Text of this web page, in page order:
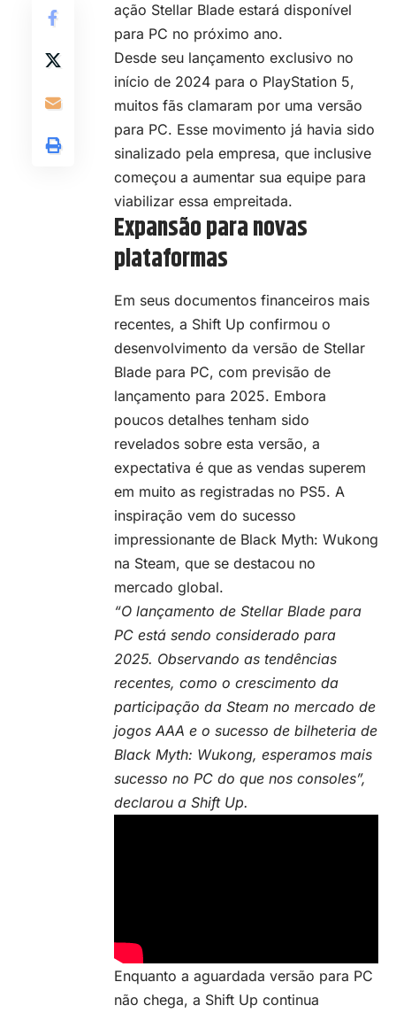
ação Stellar Blade estará disponível
para PC no próximo ano.
Desde seu lançamento exclusivo no
início de 2024 para o PlayStation 5,
muitos fãs clamaram por uma versão
para PC. Esse movimento já havia sido
sinalizado pela empresa, que inclusive
começou a aumentar sua equipe para
viabilizar essa empreitada.
Expansão para novas
plataformas
Em seus documentos financeiros mais
recentes, a Shift Up confirmou o
desenvolvimento da versão de Stellar
Blade para PC, com previsão de
lançamento para 2025. Embora
poucos detalhes tenham sido
revelados sobre esta versão, a
expectativa é que as vendas superem
em muito as registradas no PS5. A
inspiração vem do sucesso
impressionante de Black Myth: Wukong
na Steam, que se destacou no
mercado global.
“O lançamento de Stellar Blade para
PC está sendo considerado para
2025. Observando as tendências
recentes, como o crescimento da
participação da Steam no mercado de
jogos AAA e o sucesso de bilheteria de
Black Myth: Wukong, esperamos mais
sucesso no PC do que nos consoles”,
declarou a Shift Up.
Enquanto a aguardada versão para PC
não chega, a Shift Up continua